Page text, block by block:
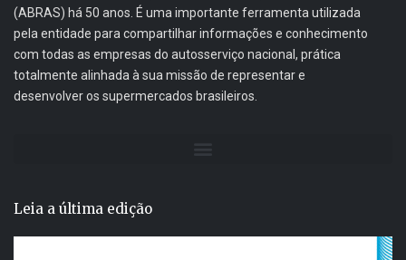
(ABRAS) há 50 anos. É uma importante ferramenta utilizada
pela entidade para compartilhar informações e conhecimento
com todas as empresas do autosserviço nacional, prática
totalmente alinhada à sua missão de representar e
desenvolver os supermercados brasileiros.
Leia a última edição